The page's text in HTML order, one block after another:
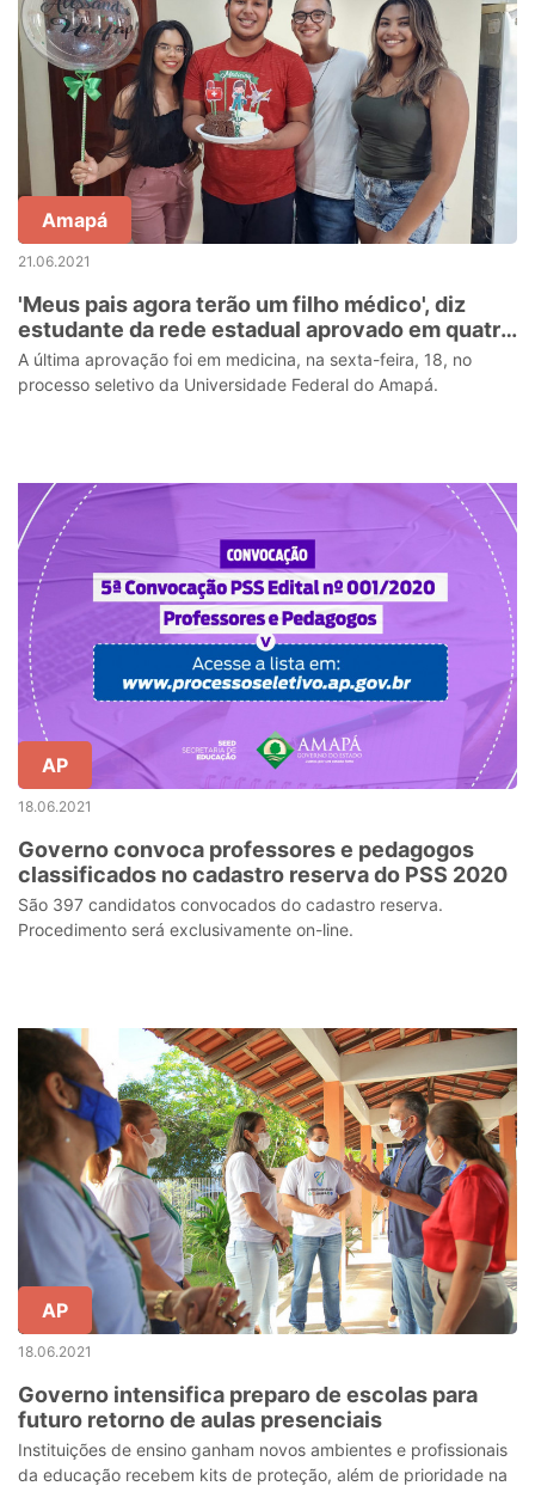
Amapá
21.06.2021
'Meus pais agora terão um filho médico', diz
estudante da rede estadual aprovado em quatro
universidades públicas
A última aprovação foi em medicina, na sexta-feira, 18, no
processo seletivo da Universidade Federal do Amapá.
AP
18.06.2021
Governo convoca professores e pedagogos
classificados no cadastro reserva do PSS 2020
São 397 candidatos convocados do cadastro reserva.
Procedimento será exclusivamente on-line.
AP
18.06.2021
Governo intensifica preparo de escolas para
futuro retorno de aulas presenciais
Instituições de ensino ganham novos ambientes e profissionais
da educação recebem kits de proteção, além de prioridade na